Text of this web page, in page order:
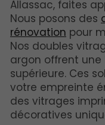
Allassac, faites
Nous posons des
rénovation pour
Nos doubles
argon offrent
supérieure. Ces
votre empreinte
des vitrages
décoratives